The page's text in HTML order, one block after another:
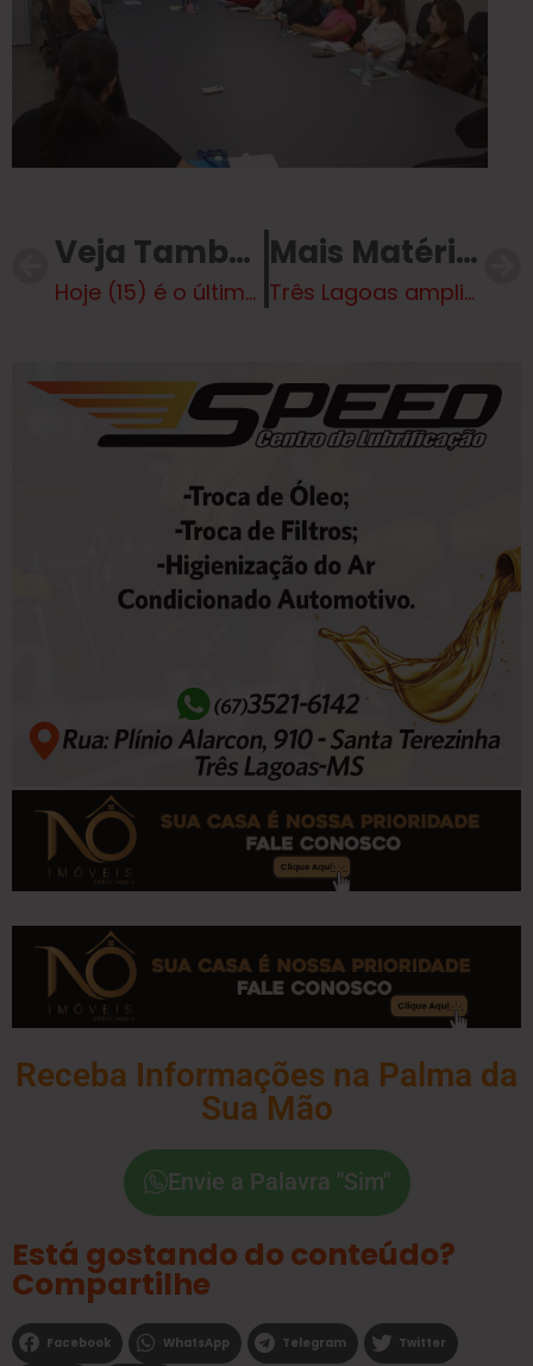
Veja Também
Hoje (15) é o último dia para participar do Orçamento Participativo da LDO 2027
Mais Matérias
Três Lagoas amplia campanha e libera vacina da gripe para população com de 6 meses ou mais de idade
Receba Informações na Palma da
Sua Mão
Envie a Palavra "Sim"
Está gostando do conteúdo?
Compartilhe
Facebook WhatsApp Telegram Twitter